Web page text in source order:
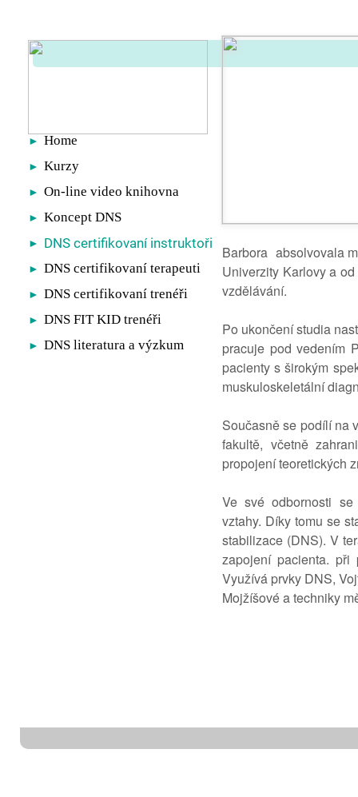
► Home
► Kurzy
► On-line video knihovna
► Koncept DNS
► DNS certifikovaní instruktoři
► DNS certifikovaní terapeuti
► DNS certifikovaní trenéři
► DNS FIT KID trenéři
► DNS literatura a výzkum
Barbora absolvovala
Univerzity Karlovy a
vzdělávání.
Po ukončení studia
pracuje pod vedením
pacienty s širokým
muskuloskeletální
Současně se podílí na
fakultě, včetně
propojení teoretických
Ve své odbornosti se
vztahy. Díky tomu se
stabilizace (DNS). V
zapojení pacienta.
Využívá prvky DNS,
Mojžíšové a techniky